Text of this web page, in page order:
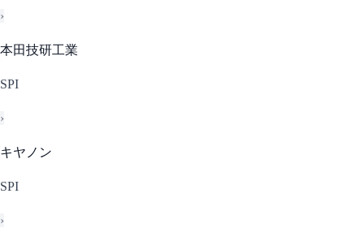
›
本田技研工業
SPI
›
キヤノン
SPI
›